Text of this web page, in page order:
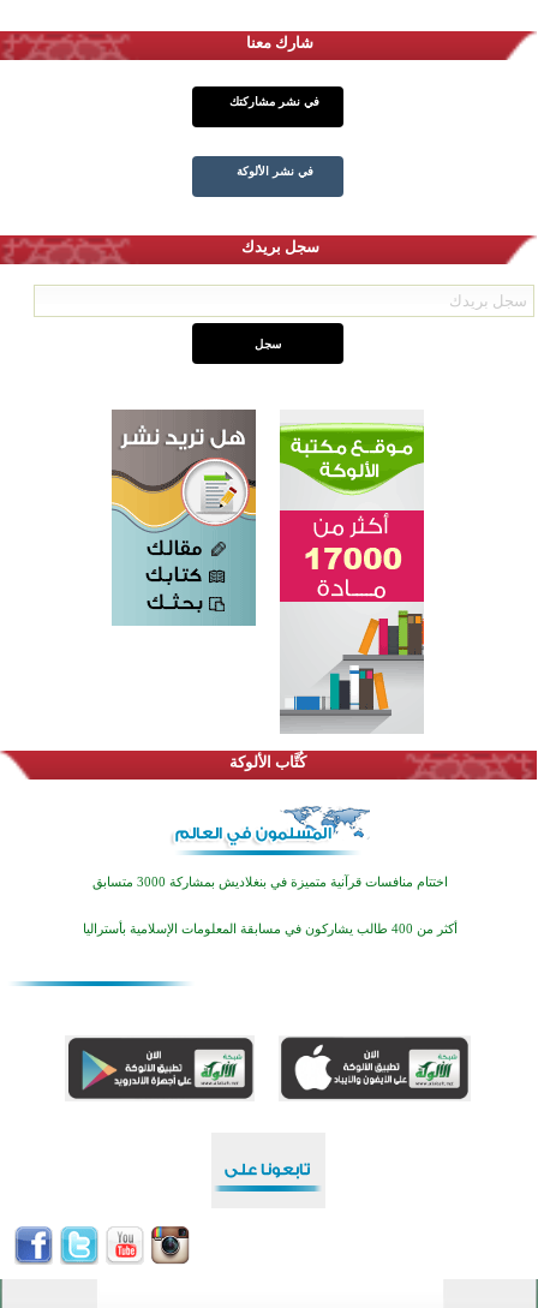
شارك معنا
في نشر مشاركتك
في نشر الألوكة
سجل بريدك
كُتَّاب الألوكة
اختتام منافسات قرآنية متميزة في بنغلاديش بمشاركة 3000 متسابق
أكثر من 400 طالب يشاركون في مسابقة المعلومات الإسلامية بأستراليا
أكبر مشروع إسلامي في ريف أستراليا يفتتح أبوابه بعد سنوات من العمل والعطاء
اختتام الدورة التاسعة لمسابقة حفظ وتلاوة القرآن الكريم في أزناكاييف